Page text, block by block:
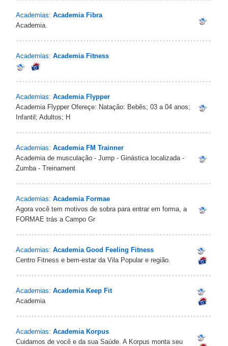
Academias: Academia Fibra
Academia.
Academias: Academia Fitness
Academias: Academia Flypper
Academia Flypper Ofereçe: Natação: Bebês; 03 a 04 anos;
Infantil; Adultos; H
Academias: Academia FM Trainner
Academia de musculação - Jump - Ginástica localizada -
Zumba - Treinament
Academias: Academia Formae
Agora você tem motivos de sobra para entrar em forma, a
FORMAE trás a Campo Gr
Academias: Academia Good Feeling Fitness
Centro Fitness e bem-estar da Vila Popular e região.
Academias: Academia Keep Fit
Academia
Academias: Academia Korpus
Cuidamos de você e da sua Saúde. A Korpus monta seu